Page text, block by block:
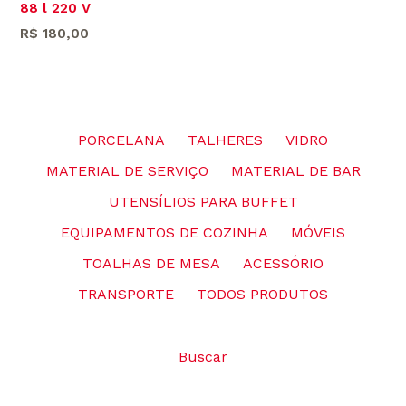
88 l 220 V
Preço
R$ 180,00
PORCELANA TALHERES
VIDRO
MATERIAL DE SERVIÇO
MATERIAL DE BAR
UTENSÍLIOS PARA BUFFET
EQUIPAMENTOS DE COZINHA
MÓVEIS
TOALHAS DE MESA
ACESSÓRIO
TRANSPORTE
TODOS PRODUTOS
Buscar